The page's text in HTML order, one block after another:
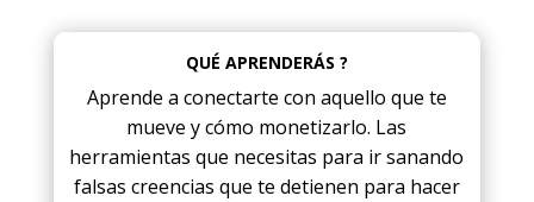
QUÉ APRENDERÁS ?
Aprende a conectarte con aquello que te
mueve y cómo monetizarlo. Las
herramientas que necesitas para ir sanando
falsas creencias que te detienen para hacer